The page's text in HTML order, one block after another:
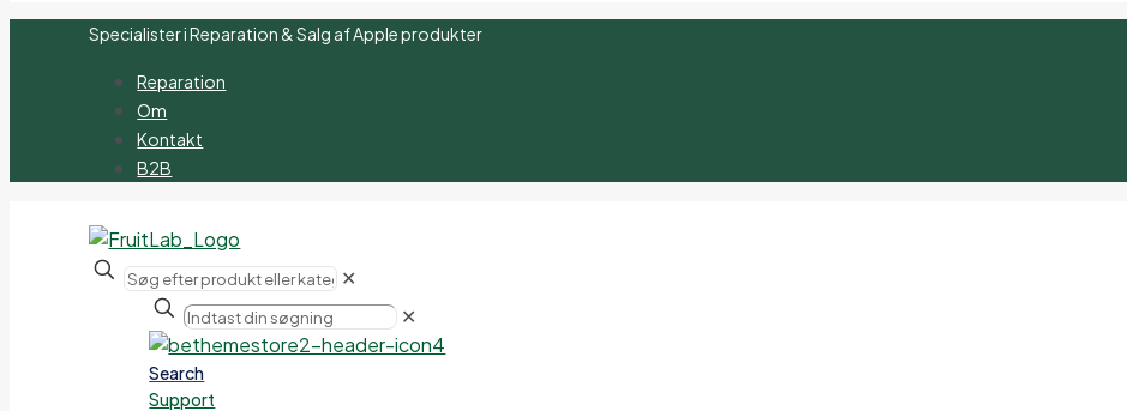
Specialister i Reparation & Salg af Apple produkter
Reparation
Om
Kontakt
B2B
✕
✕
Search
Support